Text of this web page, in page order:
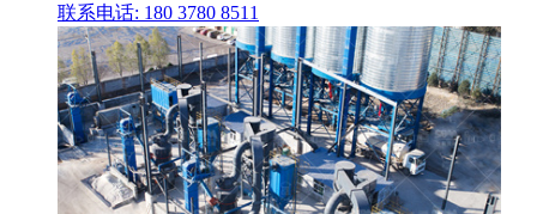
联系电话: 180 3780 8511